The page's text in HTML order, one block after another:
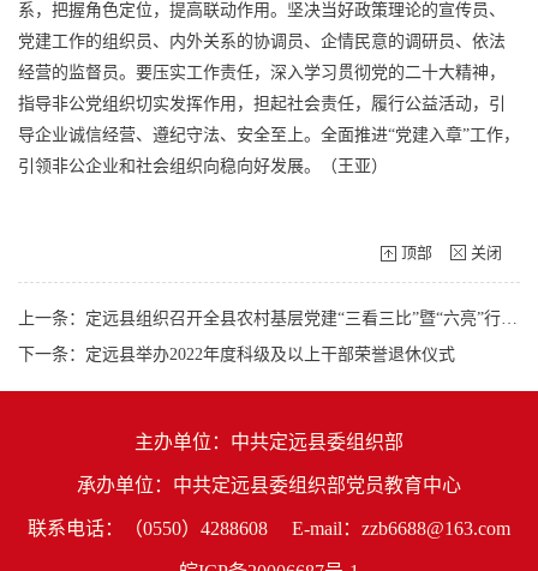
系，把握角色定位，提高联动作用。坚决当好政策理论的宣传员、
党建工作的组织员、内外关系的协调员、企情民意的调研员、依法
经营的监督员。要压实工作责任，深入学习贯彻党的二十大精神，
指导非公党组织切实发挥作用，担起社会责任，履行公益活动，引
导企业诚信经营、遵纪守法、安全至上。全面推进“党建入章”工作，
引领非公企业和社会组织向稳向好发展。（王亚）
顶部 关闭
上一条：定远县组织召开全县农村基层党建“三看三比”暨“六亮”行动观摩推进会
下一条：定远县举办2022年度科级及以上干部荣誉退休仪式
主办单位：中共定远县委组织部
承办单位：中共定远县委组织部党员教育中心
联系电话：（0550）4288608 E-mail：zzb6688@163.com